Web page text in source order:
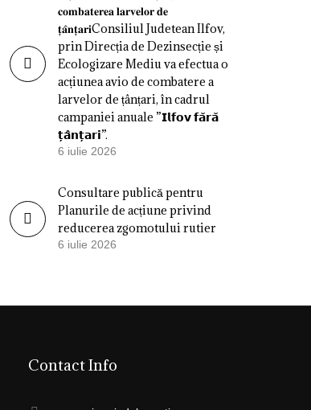
𝐜𝐨𝐦𝐛𝐚𝐭𝐞𝐫𝐞𝐚 𝐥𝐚𝐫𝐯𝐞𝐥𝐨𝐫 𝐝𝐞
𝐭̦𝐚̂𝐧𝐭̦𝐚𝐫𝐢Consiliul Judetean Ilfov,
prin Direcția de Dezinsecție și
Ecologizare Mediu va efectua o
acțiunea avio de combatere a
larvelor de țânțari, în cadrul
campaniei anuale ”𝗜𝗹𝗳𝗼𝘃 𝗳𝗮̆𝗿𝗮̆
𝘁̦𝗮̂𝗻𝘁̦𝗮𝗿𝗶”.
6 iulie 2026
Consultare publică pentru
Planurile de acțiune privind
reducerea zgomotului rutier
6 iulie 2026
Contact Info